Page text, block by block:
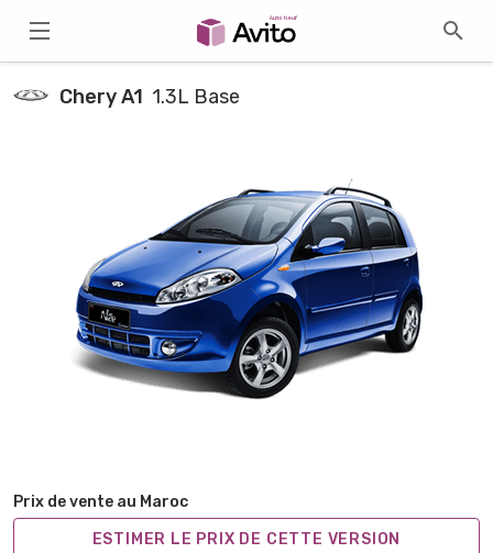
Chery A1 1.3L Base
Prix de vente au Maroc
ESTIMER LE PRIX DE CETTE VERSION